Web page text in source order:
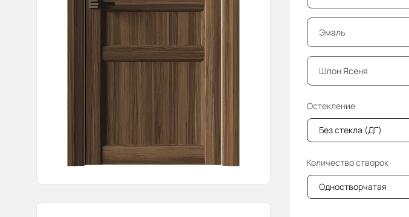
Эмаль
Шпон Ясеня
Остекление
Без стекла (ДГ)
Количество створок
Одностворчатая